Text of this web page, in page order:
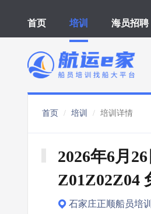
首页 培训 海员招聘
首页 培训 培训详情
2026年6月
Z01Z02Z04
石家庄正顺船员培